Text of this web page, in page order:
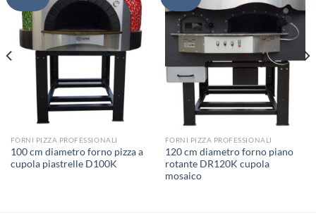
FORNI PIZZA PROFESSIONALI
100 cm diametro forno pizza a
cupola piastrelle D100K
FORNI PIZZA PROFESSIONALI
120 cm diametro forno piano
rotante DR120K cupola
mosaico